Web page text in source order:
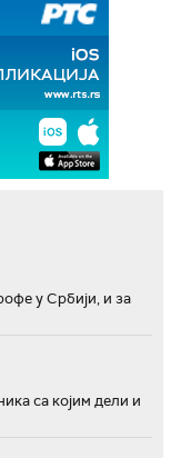
у Србији, и за
са којим дели и